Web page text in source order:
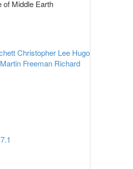
of Middle Earth
Christopher Lee Hugo
Martin Freeman Richard